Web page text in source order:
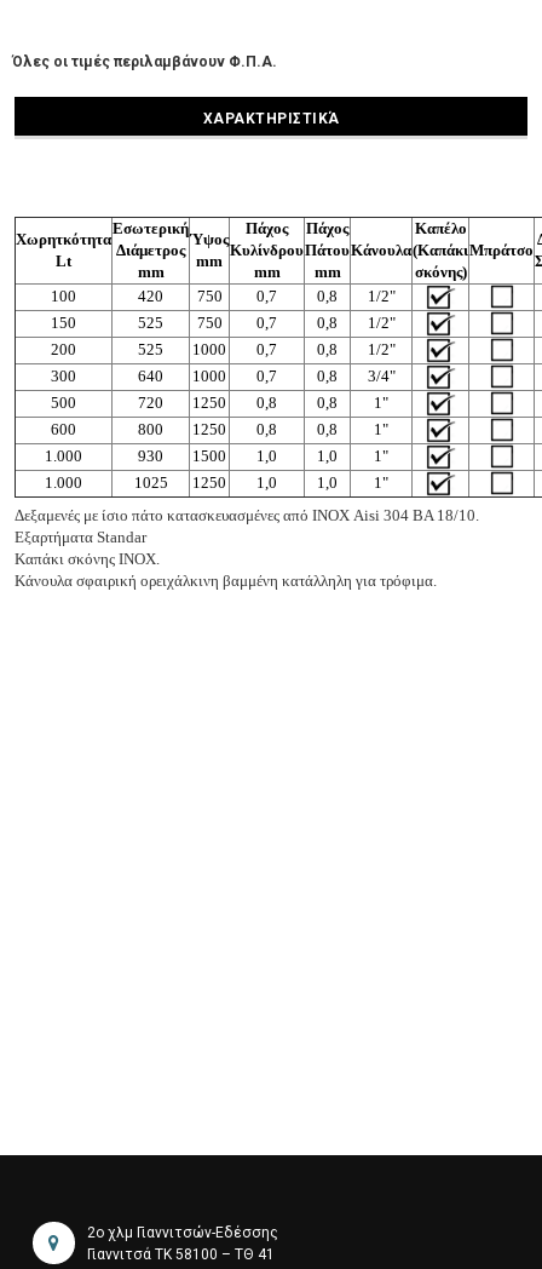
Όλες οι τιμές περιλαμβάνουν Φ.Π.Α.
ΧΑΡΑΚΤΗΡΙΣΤΙΚΆ
Χωρητκότητα
Lt
Εσωτερική
Διάμετρος
mm
Ύψος
mm
Πάχος
Κυλίνδρου
mm
Πάχος
Πάτου
mm
Κάνουλα
Καπέλο
(Καπάκι
σκόνης)
Μπράτσο
100
420 750 0,7 0,8
1/2"
150
525 750 0,7 0,8 1/2"
200
525 1000 0,7 0,8 1/2"
300
640 1000 0,7 0,8 3/4"
500
720 1250 0,8 0,8 1"
600
800 1250 0,8 0,8 1"
1.000
930 1500 1,0 1,0 1"
1.000
1025 1250 1,0 1,0 1"
Δεξαμενές με ίσιο πάτο κατασκευασμένες από ΙΝΟΧ Aisi 304 BA 18/10.
Εξαρτήματα Standar
Καπάκι σκόνης ΙΝΟΧ.
Κάνουλα σφαιρική ορειχάλκινη βαμμένη κατάλληλη για τρόφιμα.
2ο χλμ Γιαννιτσών-Εδέσσης
Γιαννιτσά ΤΚ 58100 – ΤΘ 41